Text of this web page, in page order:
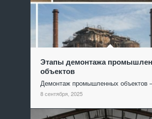
Этапы демонтажа
объектов
Демонтаж промышленных
8 сентября, 2025